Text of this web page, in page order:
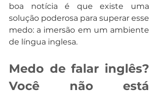
boa notícia é que existe uma
solução poderosa para superar esse
medo: a imersão em um ambiente
de língua inglesa.
Medo de falar inglês?
Você não está